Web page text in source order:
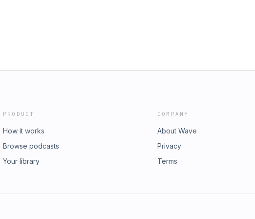
PRODUCT
How it works
Browse podcasts
Your library
COMPANY
About Wave
Privacy
Terms